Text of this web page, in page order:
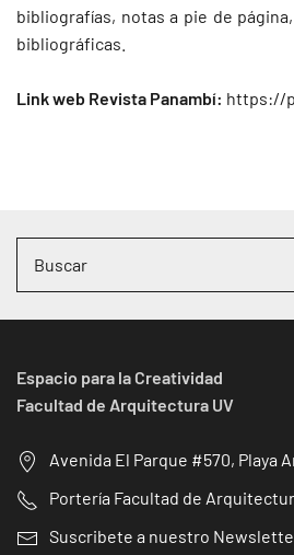
bibliografías, notas a pie de
bibliográficas.
Link web Revista Panambí: https://
Espacio para la Creatividad
Facultad de Arquitectura UV
Avenida El Parque #570, Playa
Portería Facultad de
Suscribete a nuestro